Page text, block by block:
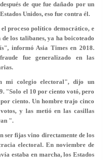
de que fue dañado por un
Unidos, eso fue contra él.
proceso político democrático, e
los talibanes, ya ha boicoteado
informó Asia Times en 2018.
fue generalizado en las
mi colegio electoral", dijo un
"Solo el 10 por ciento votó, pero
ciento. Un hombre trajo cinco
y las metió en las casillas
".
ser fijas vino directamente de los
electoral. En noviembre de
estaba en marcha, los Estados